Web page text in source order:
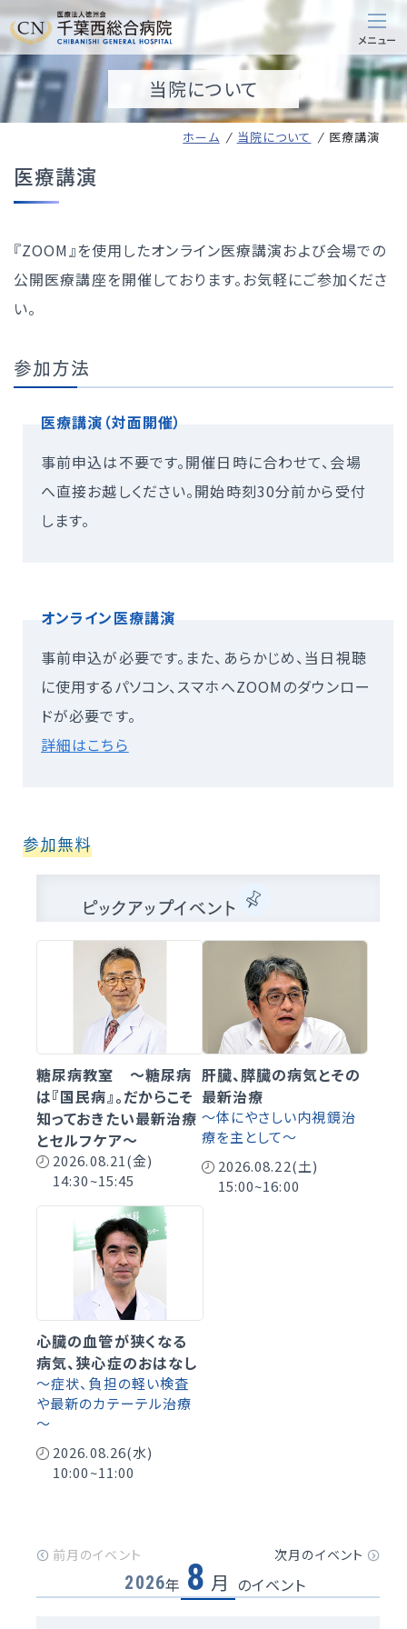
当院について
ホーム 当院について 医療講演
医療講演
『ZOOM』を使用したオンライン医療講演および会場での
公開医療講座を開催しております。お気軽にご参加くださ
い。
参加方法
医療講演（対面開催）
事前申込は不要です。開催日時に合わせて、会場
へ直接お越しください。開始時刻30分前から受付
します。
オンライン医療講演
事前申込が必要です。また、あらかじめ、当日視聴
に使用するパソコン、スマホへZOOMのダウンロー
ドが必要です。
詳細はこちら
参加無料
ピックアップイベント
糖尿病教室 ～糖尿病
は『国民病』。だからこそ
知っておきたい最新治療
とセルフケア～
2026.08.21(金)
14:30~15:45
肝臓、膵臓の病気とその
最新治療
～体にやさしい内視鏡治
療を主として～
2026.08.22(土)
15:00~16:00
心臓の血管が狭くなる
病気、狭心症のおはなし
～症状、負担の軽い検査
や最新のカテーテル治療
～
2026.08.26(水)
10:00~11:00
2026年 8 月 のイベント